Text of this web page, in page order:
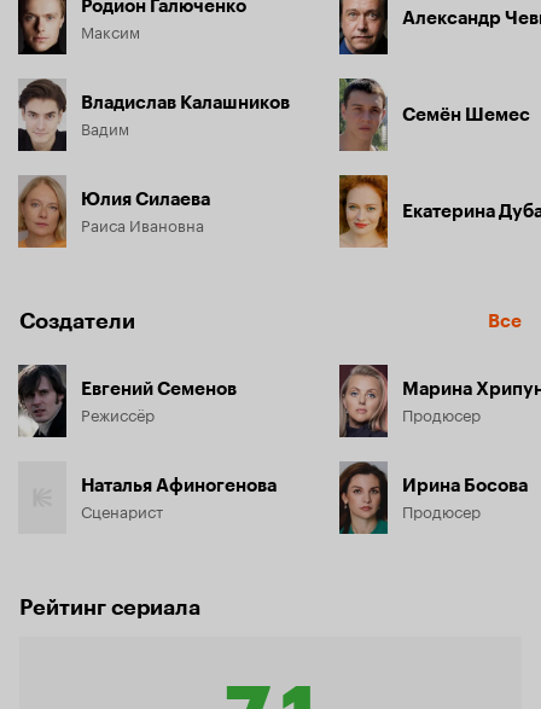
Родион Галюченко
Максим
Владислав Калашников
Вадим
Юлия Силаева
Раиса Ивановна
Александр
Семён Шемес
Екатерина
Создатели Все
Евгений Семенов
Режиссёр
Наталья Афиногенова
Сценарист
Марина
Продюсер
Ирина Босова
Продюсер
Рейтинг сериала